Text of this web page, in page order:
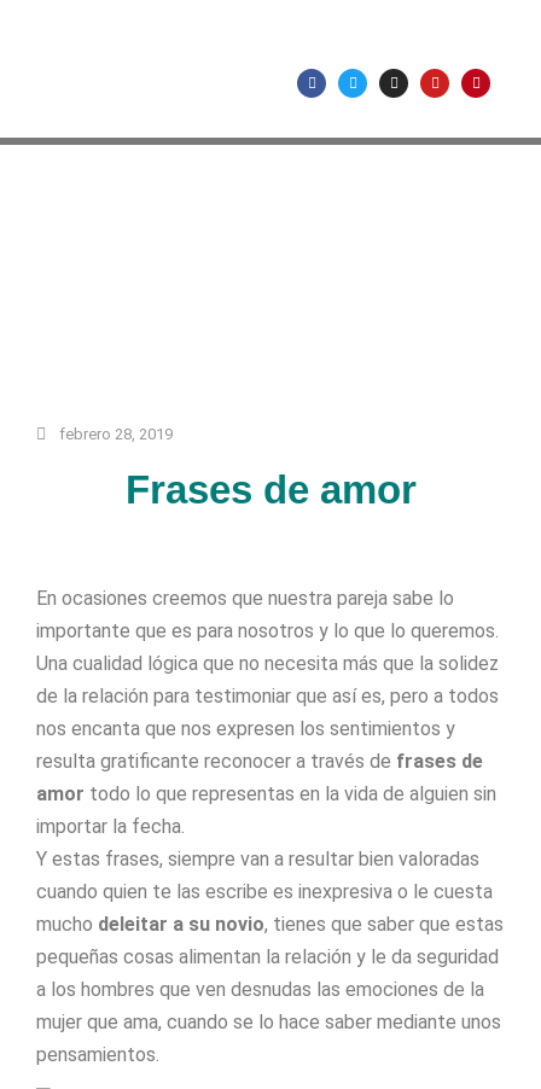
febrero 28, 2019
Frases de amor
En ocasiones creemos que nuestra pareja sabe lo
importante que es para nosotros y lo que lo queremos.
Una cualidad lógica que no necesita más que la solidez
de la relación para testimoniar que así es, pero a todos
nos encanta que nos expresen los sentimientos y
resulta gratificante reconocer a través de frases de
amor todo lo que representas en la vida de alguien sin
importar la fecha.
Y estas frases, siempre van a resultar bien valoradas
cuando quien te las escribe es inexpresiva o le cuesta
mucho deleitar a su novio, tienes que saber que estas
pequeñas cosas alimentan la relación y le da seguridad
a los hombres que ven desnudas las emociones de la
mujer que ama, cuando se lo hace saber mediante unos
pensamientos.